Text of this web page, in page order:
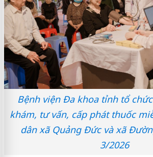
Bệnh viện Đa khoa tỉnh tổ
khám, tư vấn, cấp phát thuốc
dân xã Quảng Đức và xã
3/2026